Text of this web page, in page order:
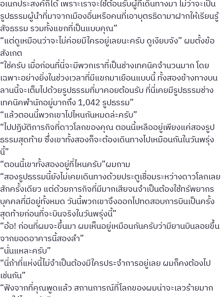
อเนกประสงค์ก็ได้ เพราะเราจะใช้ต้อนรับผู้ที่เดินทางมา ไม่ว่าจะเป็น
รูปธรรมผู้นำที่มาจากเมืองอื่นหรือคนที่เอาบุตรธิดามาฝากให้เรียนรู้
สัจธรรม รวมทั้งแขกที่เป็นแบบคุณ”
“แต่ดูเหมือนว่าจะไม่ค่อยมีใครอยู่เลยนะครับ ดูเงียบจัง” ผมตั้งข้อ
สังเกต
“ใช่ครับ เมื่อก่อนที่นี่จะมีพวกเราที่เป็นช่างเทคนิคจำนวนมาก โดย
เฉพาะอย่างยิ่งในช่วงเวลาที่มีแขกมาเยือนแบบนี้ ทั้งสองข้างทางบน
ลานนี้จะเต็มไปด้วยรูปธรรมที่มาคอยต้อนรับ ที่นี่เคยมีรูปธรรมช่าง
เทคนิคพำนักอยู่มากถึง 1,042 รูปธรรม”
“แล้วตอนนี้พวกเขาไปไหนกันหมดล่ะครับ”
“ไปปฏิบัติภารกิจที่ดาวโลกของคุณ ตอนนี้เหลืออยู่เพียงแค่สองรูป
ธรรมสุดท้าย ซึ่งเขาทั้งสองก็จะต้องเดินทางไปเหมือนกันในวันพรุ่ง
นี้”
“ตอนนี้เขาทั้งสองอยู่ที่ไหนครับ”ผมถาม
“สองรูปธรรมนี้ยังไม่เคยเดินทางด้วยประตูเชื่อมระหว่างดาวโลกเลย
สักครั้งเดียว แต่ด้วยภารกิจที่มีมากเสียจนจำเป็นต้องใช้ทรัพยากร
บุคคลที่มีอยู่ทั้งหมด วันนี้พวกเขาจึงออกไปทดสอบการบินเป็นครั้ง
สุดท้ายก่อนที่จะบินจริงในวันพรุ่งนี้”
“อ้อ! ก่อนที่ผมจะขึ้นมา ผมเห็นอยู่เหมือนกันครับว่ามียานบินลอยขึ้น
จากยอดอาคารนี้สองลำ”
“นั่นแหละครับ”
“นี่ถ้าที่แห่งนี้ไม่จำเป็นต้องมีใครประจำการอยู่เลย ผมก็คงต้องไป
เช่นกัน”
“ฟังจากที่คุณพูดแล้ว สถานการณ์ที่โลกของผมน่าจะเลวร้ายมาก